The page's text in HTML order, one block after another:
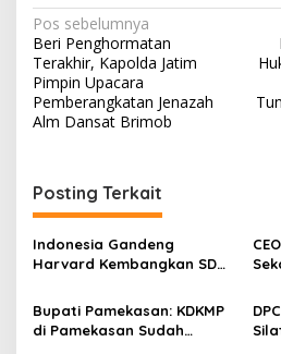
N
a
v
i
a
s
i
p
o
s
Pos sebelumnya
Beri Penghormatan
Terakhir, Kapolda Jatim
Pimpin Upacara
Pemberangkatan Jenazah
Alm Dansat Brimob
Posting Terkait
Indonesia Gandeng
Harvard Kembangkan SDM
Dunia
Bupati Pamekasan: KDKMP
di Pamekasan Sudah